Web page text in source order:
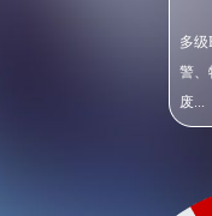
多
警、
废...